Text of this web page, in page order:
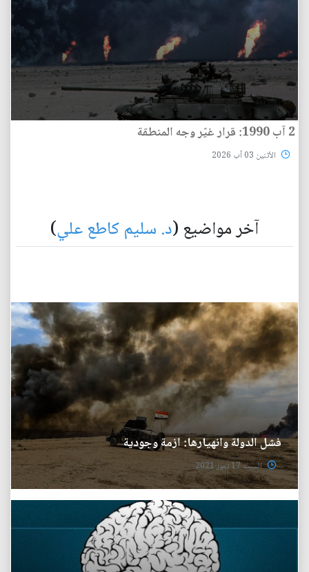
2 آب 1990: قرار غيّر وجه المنطقة
الأثنين 03 آب 2026
آخر مواضيع (د. سليم كاطع علي)
فشل الدولة وانهيارها: ازمة وجودية
السبت 17 تموز 2021